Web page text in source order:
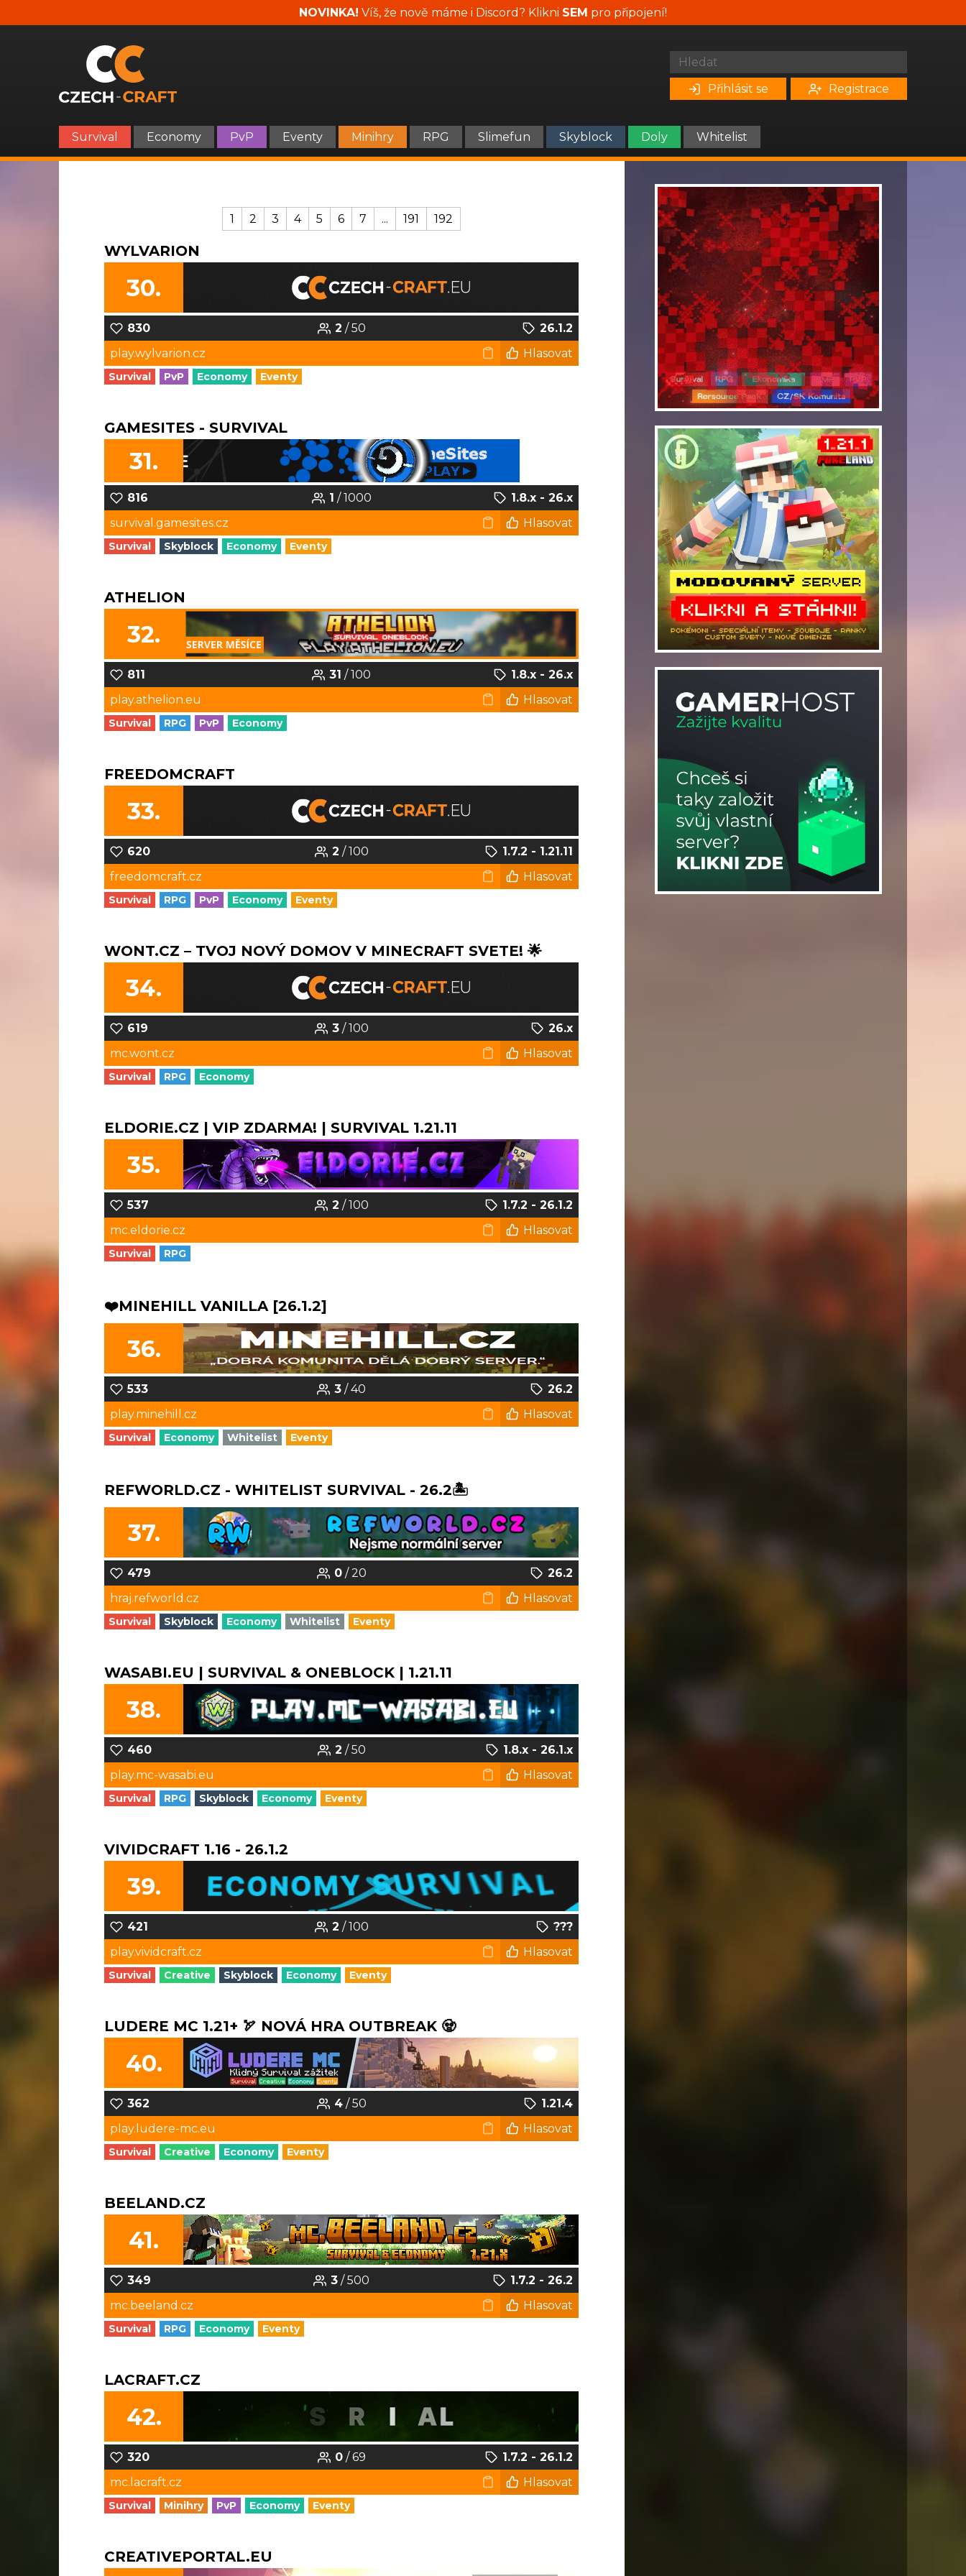
NOVINKA! Víš, že nově máme i Discord? Klikni SEM pro připojení!
Přihlásit se Registrace
Survival Economy PvP Eventy Minihry RPG Slimefun Skyblock Doly Whitelist
1 2 3 4 5 6 7 ... 191 192
WYLVARION
30.
830 2 / 50
26.1.2
play.wylvarion.cz
Hlasovat
Survival PvP Economy Eventy
GAMESITES - SURVIVAL
31.
816 1 / 1000
1.8.x - 26.x
survival.gamesites.cz
Hlasovat
Survival Skyblock Economy Eventy
ATHELION
32.
811 31 / 100
1.8.x - 26.x
play.athelion.eu
Hlasovat
Survival RPG PvP Economy
FREEDOMCRAFT
33.
620 2 / 100
1.7.2 - 1.21.11
freedomcraft.cz
Hlasovat
Survival RPG PvP Economy Eventy
WONT.CZ – TVOJ NOVÝ DOMOV V MINECRAFT SVETE! 🌟
34.
619 3/ 100
26.x
mc.wont.cz
Hlasovat
Survival RPG Economy
ELDORIE.CZ | VIP ZDARMA! | SURVIVAL 1.21.11
35.
537 2 / 100
1.7.2 - 26.1.2
mc.eldorie.cz
Hlasovat
Survival RPG
❤️MINEHILL VANILLA [26.1.2]
36.
533 3 / 40
26.2
play.minehill.cz
Hlasovat
Survival Economy Whitelist Eventy
REFWORLD.CZ - WHITELIST SURVIVAL - 26.2🏝️
37.
479 0/ 20
26.2
hraj.refworld.cz
Hlasovat
Survival Skyblock Economy Whitelist Eventy
WASABI.EU | SURVIVAL & ONEBLOCK | 1.21.11
38.
460 2 / 50
1.8.x - 26.1.x
play.mc-wasabi.eu
Hlasovat
Survival RPG Skyblock Economy Eventy
VIVIDCRAFT 1.16 - 26.1.2
39.
421 2 / 100
???
play.vividcraft.cz
Hlasovat
Survival Creative Skyblock Economy Eventy
LUDERE MC 1.21+ 🏹 NOVÁ HRA OUTBREAK 🧟
40.
362 4/ 50
1.21.4
play.ludere-mc.eu
Hlasovat
Survival Creative Economy Eventy
BEELAND.CZ
41.
349 3 / 500
1.7.2 - 26.2
mc.beeland.cz
Hlasovat
Survival RPG Economy Eventy
LACRAFT.CZ
42.
320 0/ 69
1.7.2 - 26.1.2
mc.lacraft.cz
Hlasovat
Survival Minihry PvP Economy Eventy
CREATIVEPORTAL.EU